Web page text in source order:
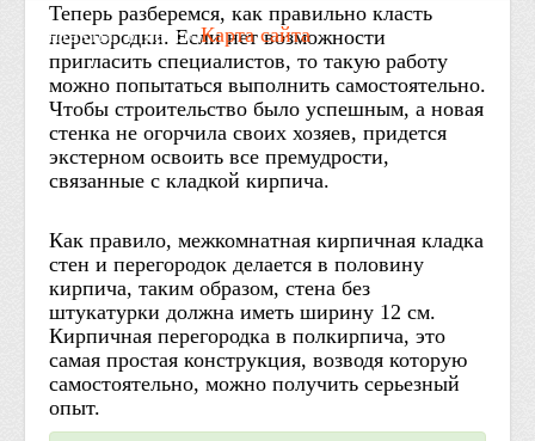
Теперь разберемся, как правильно класть
перегородки. Если нет возможности
пригласить специалистов, то такую работу
можно попытаться выполнить самостоятельно.
Чтобы строительство было успешным, а новая
стенка не огорчила своих хозяев, придется
экстерном освоить все премудрости,
связанные с кладкой кирпича.
Как правило, межкомнатная кирпичная кладка
стен и перегородок делается в половину
кирпича, таким образом, стена без
штукатурки должна иметь ширину 12 см.
Кирпичная перегородка в полкирпича, это
самая простая конструкция, возводя которую
самостоятельно, можно получить серьезный
опыт.
Контакты: Email: /Карта сайта